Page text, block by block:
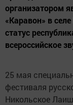
организатором
«Каравон» в
статус
всероссийское
25 мая
фестиваля
Никольское